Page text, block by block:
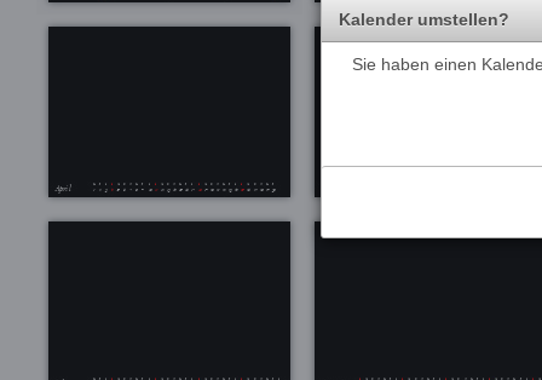
Kalender umstellen?
Sie haben einen